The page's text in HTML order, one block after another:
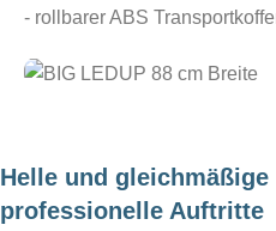
- rollbarer ABS
Helle und
professionelle Auftritte